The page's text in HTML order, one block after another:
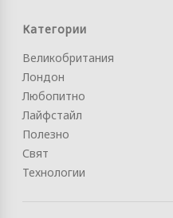
Категории
Великобритания
Лондон
Любопитно
Лайфстайл
Полезно
Свят
Технологии